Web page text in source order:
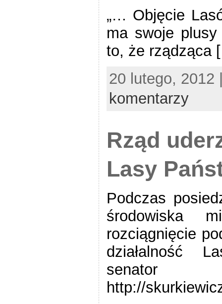
„… Objęcie
ma swoje
to, że rządząca
20 lutego, 2012
komentarzy
Rząd
Lasy
Podczas
środowiska
rozciągnięcie
działalność
senator
http://